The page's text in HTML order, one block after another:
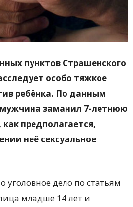
пунктов Страшенского
особо тяжкое
ребёнка. По данным
мужчина заманил 7-летнюю
предполагается,
неё сексуальное
уголовное дело по статьям
младше 14 лет и